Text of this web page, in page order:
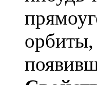
орбиты,